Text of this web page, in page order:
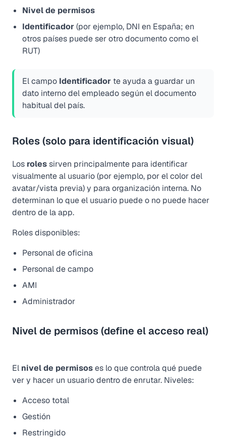
Nivel de permisos
Identificador(por ejemplo, DNI en España; en
otros países puede ser otro documento como el
RUT)
El campo Identificador te ayuda a guardar un
dato interno del empleado según el documento
habitual del país.
Roles (solo para identificación visual)
Los rolessirven principalmente para identificar
visualmente al usuario (por ejemplo, por el color del
avatar/vista previa) y para organización interna. No
determinan lo que el usuario puede o no puede hacer
dentro de la app.
Roles disponibles:
Personal de oficina
Personal de campo
AMI
Administrador
Nivel de permisos (define el acceso real)
El nivel de permisoses lo que controla qué puede
ver y hacer un usuario dentro de enrutar. Niveles:
Acceso total
Gestión
Restringido